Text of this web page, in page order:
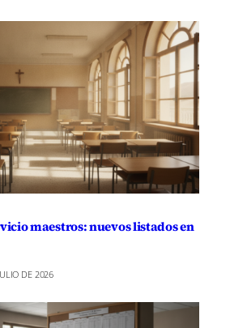
maestros: nuevos listados en
DE 2026